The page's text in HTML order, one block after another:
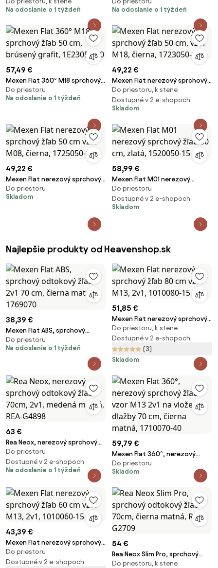
podlahový žľab 60 cm, medená
matná, 1C33060-40
Na odoslanie o 1 týždeň
žľab 50 cm, medená matná,
1C33050-40
Na odoslanie o 1 týždeň
57,49 €
Mexen Flat 360° M18 sprchový
žľab 50 cm, brúsený grafit,
1E23050-40
Do priestoru
Na odoslanie o 1 týždeň
49,22 €
Mexen Flat nerezový sprchový
žľab 50 cm, vzor M18, čierna,
1723050-15
Do priestoru, k stene
Dostupné v 2 e-shopoch
Skladom
49,22 €
Mexen Flat nerezový sprchový
žľab 50 cm vzor M08, čierna,
1725050-15
Do priestoru
Skladom
58,99 €
Mexen Flat M01 nerezový
sprchový žľab 50 cm, zlatá,
1520050-15
Do priestoru
Dostupné v 2 e-shopoch
Skladom
Najlepšie produkty od Heavenshop.sk
38,39 €
Mexen Flat ABS, sprchový
odtokový žľab 2v1 70 cm, čierna
matná, 1769070
Do priestoru
Na odoslanie o 1 týždeň
51,85 €
Mexen Flat nerezový sprchový
žľab 80 cm vzor M13, 2v1,
1010080-15
Do priestoru, k stene
Dostupné v 2 e-shopoch
(3)
Skladom
63 €
Rea Neox, nerezový sprchový
odtokový žľab 70cm, 2v1,
medená matná, REA-G4898
Do priestoru
Dostupné v 2 e-shopoch
Na odoslanie o 1 týždeň
59,79 €
Mexen Flat 360°, nerezový
sprchový žľab vzor M13 2v1 na
vloženie dlažby 70 cm, čierna
Do priestoru
Skladom
43,39 €
Mexen Flat nerezový sprchový
žľab 60 cm vzor M13, 2v1,
1010060-15
Do priestoru
Dostupné v 2 e-shopoch
54 €
Rea Neox Slim Pro, sprchový
odtokový žľab 70cm, čierna
Do priestoru, k stene